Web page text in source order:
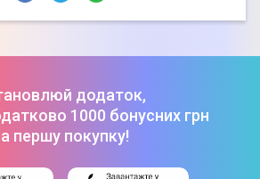
додаток,
1000 бонусних грн
першу покупку!